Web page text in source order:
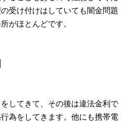
受け付けはしていても闇金問題
がほとんどです。
してきて、その後は違法金利で
為をしてきます。他にも携帯電